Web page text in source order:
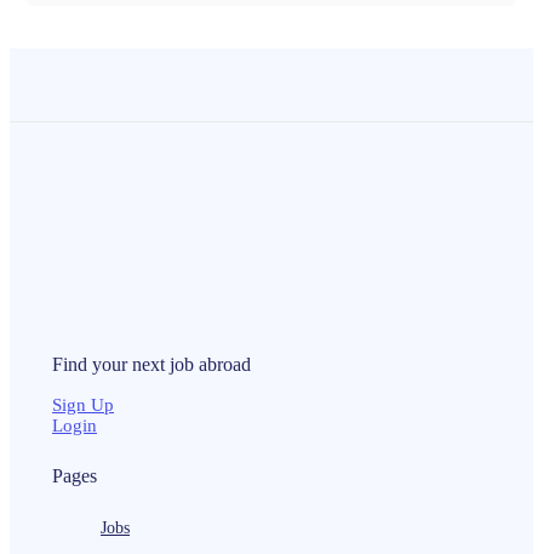
Find your next job abroad
Sign Up
Login
Pages
Jobs